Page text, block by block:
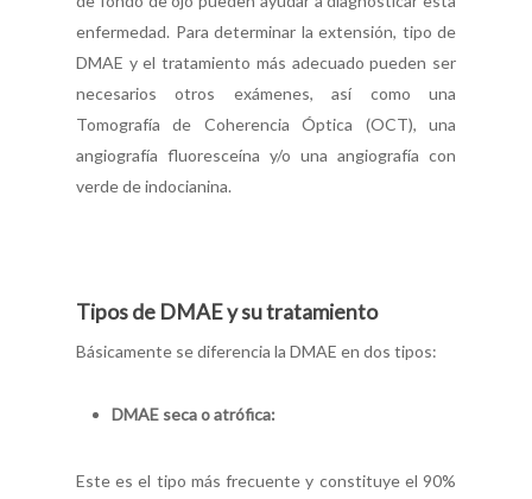
enfermedad. Para determinar la extensión, tipo de
DMAE y el tratamiento más adecuado pueden ser
necesarios otros exámenes, así como una
Tomografía de Coherencia Óptica (OCT), una
angiografía fluoresceína y/o una angiografía con
verde de indocianina.
Tipos de DMAE y su tratamiento
Básicamente se diferencia la DMAE en dos tipos:
DMAE seca o atrófica:
Este es el tipo más frecuente y constituye el 90%